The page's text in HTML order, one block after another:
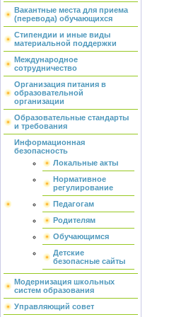
Вакантные места для приема
(перевода) обучающихся
Стипендии и иные виды
материальной поддержки
Международное
сотрудничество
Организация питания в
образовательной
организации
Образовательные стандарты
и требования
Информационная
безопасность
Локальные акты
Нормативное
регулирование
Педагогам
Родителям
Обучающимся
Детские
безопасные сайты
Модернизация школьных
систем образования
Управляющий совет